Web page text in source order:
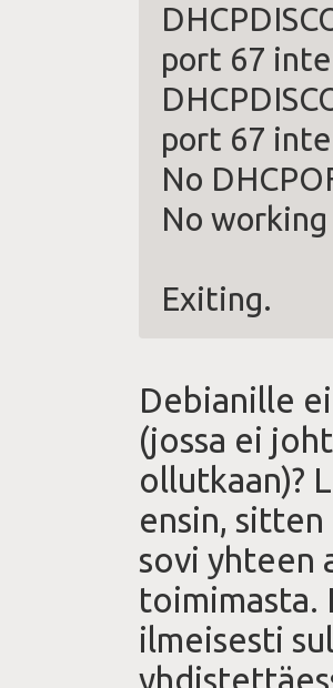
port 67
port 67
No
No
Exiting.
Debianille
(jossa ei
ollutkaan)?
ensin,
sovi yhteen
toimimasta.
ilmeisesti